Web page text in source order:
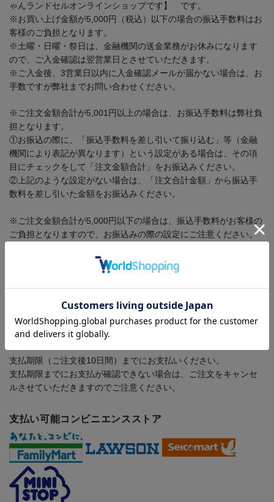
ゃんランドセルオンラインショップです】 です。
※お買い上げ金額が5,000円（税込）以下の場合の振込手数料はお
客様のご負担となります。
※土曜・日曜・祭日は、金融機関の送金業務がお休みになります
ので、ご入金確認は翌営業日とさせていただきます。
※ご入金後、3営業日以内に入金確認メールが届かない場合は、お
手数ですが弊社までお問い合わせください。
※ご注文金額合計が5,001円以上の場合は、お振込手数料は弊社負
担となります。
①お振込の際に、「振込手数料を差し引いて振り込む」等（金融
機関により表記が異なります）という設定がある場合は、その項
目にチェックをして「注文金額合計」をお振込みください。
②上記のような設定がない場合は、「注文合計金額」から振込手
数料を差し引いた金額をお振込みください。
※ご注文金額合計が5,000円以下の場合は、振込手数料がお客様の
ご負担となりますので、お振込みの際の設定にご注意ください。
全国のコンビニで商品代金をお支払いいただけます。
コンビニ支払いの場合、手数料は発生いたしません。商品はご入
金確認後の発送となります。
支払期限（ご注文後10日間）までにお支払いください。
支払期限までにお支払が確認できない場合は、ご注文をキャンセ
ルさせていただきますのでご注意ください。
支払い可能コンビニエンスストア